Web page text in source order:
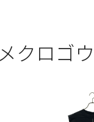
クロゴ